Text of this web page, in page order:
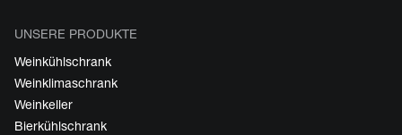
UNSERE PRODUKTE
Weinkühlschrank
Weinklimaschrank
Weinkeller
Bierkühlschrank